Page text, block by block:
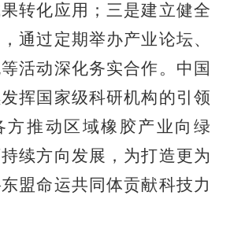
转化应用 ； 三是建立健全
通过定期举办产业论坛、
活动深化务实合作。 中国
挥国家级科研机构的引领
方推动区域橡胶产业向绿
续方向发展，为打造更为
东盟命运共同体贡献科技力